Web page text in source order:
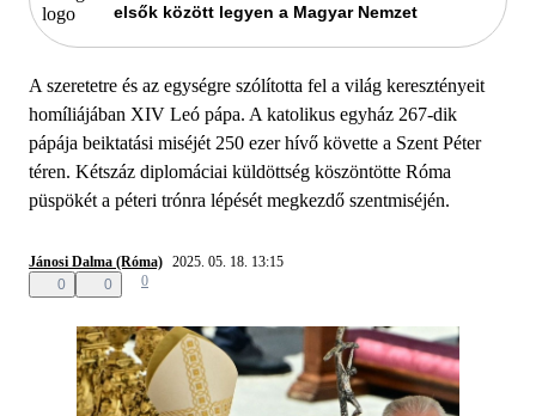
elsők között legyen a Magyar Nemzet
A szeretetre és az egységre szólította fel a világ keresztényeit
homíliájában XIV Leó pápa. A katolikus egyház 267-dik
pápája beiktatási miséjét 250 ezer hívő követte a Szent Péter
téren. Kétszáz diplomáciai küldöttség köszöntötte Róma
püspökét a péteri trónra lépését megkezdő szentmiséjén.
Jánosi Dalma (Róma) 2025. 05. 18. 13:15
0
0 0